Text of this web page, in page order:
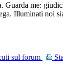
Guarda me:
Illuminati noi
sul forum